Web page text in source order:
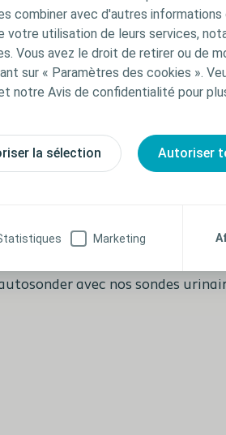
combiner avec d'autres informations
utilisation de leurs services,
Vous avez le droit de retirer ou de
sur « Paramètres des cookies ».
notre Avis de confidentialité pour
la sélection Autoriser
Marketing
Vie
En savoir plus
avec nos sondes